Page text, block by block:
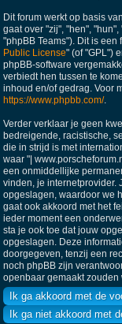
Dit forum werkt op basis
gaat over "zij", "hen",
"phpBB Teams"). Dit is
Public License" (of "GPL")
phpBB-software
verbiedt hen tussen te
inhoud en/of gedrag. Voor
https://www.phpbb.com/.
Verder verklaar je geen
bedreigende, racistische,
die in strijd is met
waar "|
een onmiddellijke
vinden, je internetprovider.
opgeslagen, waardoor we
gaat ook akkoord met het
ieder moment een
sta je ook toe dat jouw
opgeslagen. Deze
doorgegeven, tenzij een
noch phpBB zijn
openbaar gemaakt zouden